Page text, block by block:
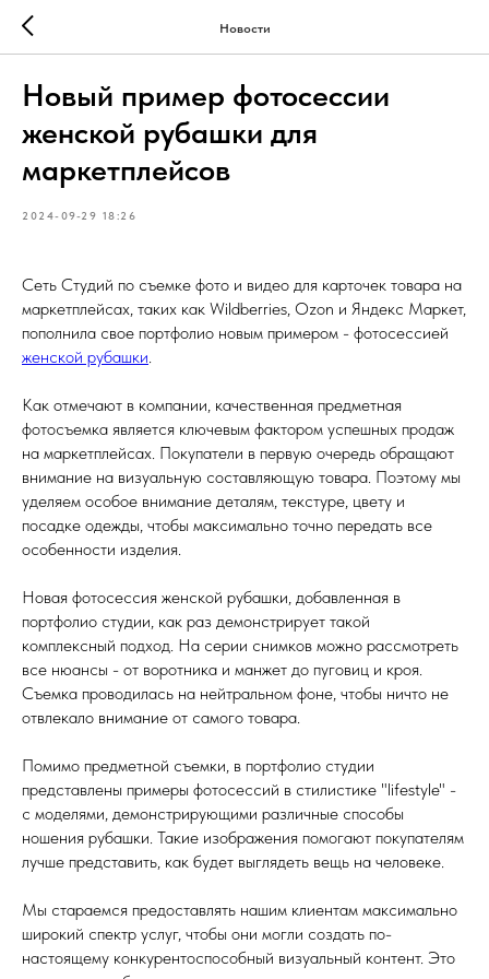
Новости
Новый пример фотосессии
женской рубашки для
маркетплейсов
2024-09-29 18:26
Сеть Студий по съемке фото и видео для карточек товара на
маркетплейсах, таких как Wildberries, Ozon и Яндекс Маркет,
пополнила свое портфолио новым примером - фотосессией
женской рубашки.
Как отмечают в компании, качественная предметная
фотосъемка является ключевым фактором успешных продаж
на маркетплейсах. Покупатели в первую очередь обращают
внимание на визуальную составляющую товара. Поэтому мы
уделяем особое внимание деталям, текстуре, цвету и
посадке одежды, чтобы максимально точно передать все
особенности изделия.
Новая фотосессия женской рубашки, добавленная в
портфолио студии, как раз демонстрирует такой
комплексный подход. На серии снимков можно рассмотреть
все нюансы - от воротника и манжет до пуговиц и кроя.
Съемка проводилась на нейтральном фоне, чтобы ничто не
отвлекало внимание от самого товара.
Помимо предметной съемки, в портфолио студии
представлены примеры фотосессий в стилистике "lifestyle" -
с моделями, демонстрирующими различные способы
ношения рубашки. Такие изображения помогают покупателям
лучше представить, как будет выглядеть вещь на человеке.
Мы стараемся предоставлять нашим клиентам максимально
широкий спектр услуг, чтобы они могли создать по-
настоящему конкурентоспособный визуальный контент. Это